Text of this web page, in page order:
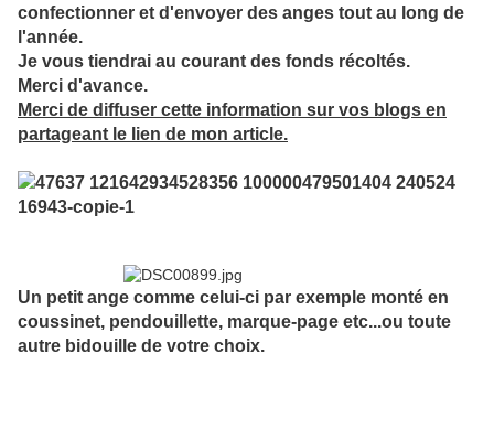
confectionner et d'envoyer des anges tout au long de
l'année.
Je vous tiendrai au courant des fonds récoltés.
Merci d'avance.
Merci de diffuser cette information sur vos blogs en
partageant le lien de mon article.
Un petit ange comme celui-ci par exemple monté en
coussinet, pendouillette, marque-page etc...ou toute
autre bidouille de votre choix.